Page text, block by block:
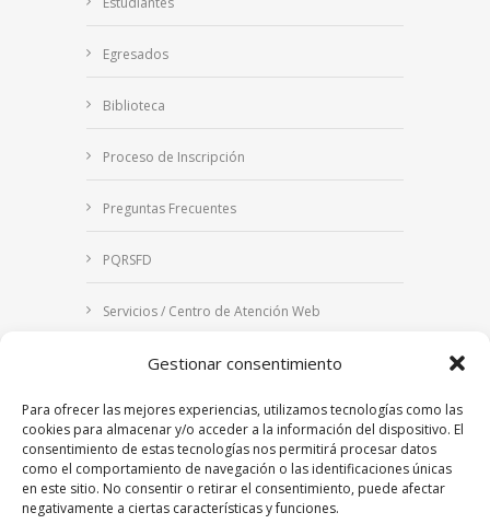
Gestionar consentimiento
Para ofrecer las mejores experiencias, utilizamos tecnologías como las
cookies para almacenar y/o acceder a la información del dispositivo. El
consentimiento de estas tecnologías nos permitirá procesar datos
como el comportamiento de navegación o las identificaciones únicas
en este sitio. No consentir o retirar el consentimiento, puede afectar
negativamente a ciertas características y funciones.
Egresados
Biblioteca
Proceso de Inscripción
Preguntas Frecuentes
PQRSFD
Servicios / Centro de Atención Web
Correo Institucional
Notificaciones judiciales